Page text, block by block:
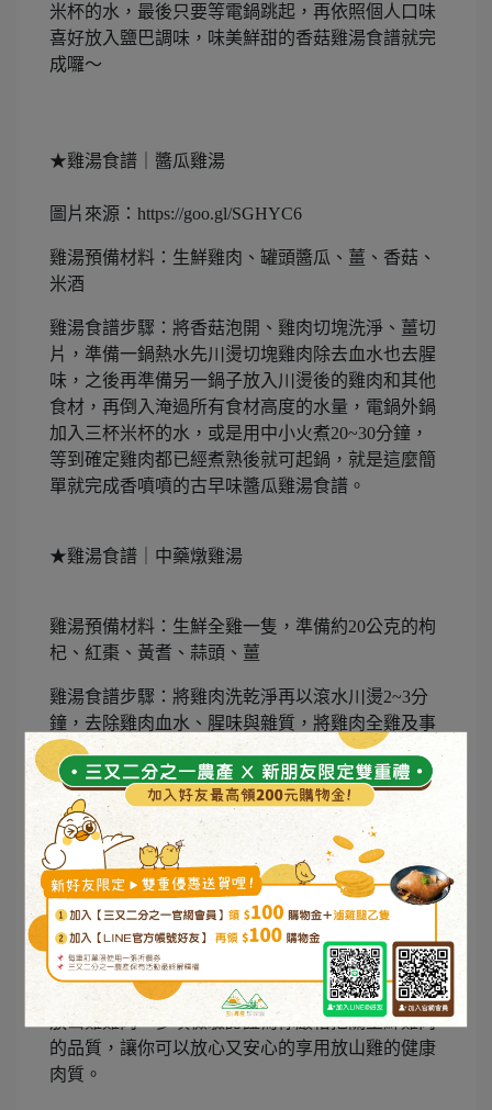
米杯的水，最後只要等電鍋跳起，再依照個人口味
喜好放入鹽巴調味，味美鮮甜的香菇雞湯食譜就完
成囉～
★雞湯食譜｜醬瓜雞湯
圖片來源：https://goo.gl/SGHYC6
雞湯預備材料：生鮮雞肉、罐頭醬瓜、薑、香菇、
米酒
雞湯食譜步驟：將香菇泡開、雞肉切塊洗淨、薑切
片，準備一鍋熱水先川燙切塊雞肉除去血水也去腥
味，之後再準備另一鍋子放入川燙後的雞肉和其他
食材，再倒入淹過所有食材高度的水量，電鍋外鍋
加入三杯米杯的水，或是用中小火煮20~30分鐘，
等到確定雞肉都已經煮熟後就可起鍋，就是這麼簡
單就完成香噴噴的古早味醬瓜雞湯食譜。
★雞湯食譜｜中藥燉雞湯
雞湯預備材料：生鮮全雞一隻，準備約20公克的枸
杞、紅棗、黃耆、蒜頭、薑
雞湯食譜步驟：將雞肉洗乾淨再以滾水川燙2~3分
鐘，去除雞肉血水、腥味與雜質，將雞肉全雞及事
先準備好的中藥放入鍋中，再將水加至高於食材的
高度，電鍋外鍋加入一米杯的水，重複悶煮2-3小
時，起鍋前可以依照個人喜好加入少許鹽巴調味，
這時營養暖身的中藥燉雞湯食譜就好囉！
別再以為雞湯要耗費長時間燉、熬煮才能有一碗美
味的雞湯了，只要一些方便的步驟和簡單的雞湯食
譜就能輕鬆完成，但也別忘了，要讓雞湯更加鮮美
營養的關鍵就在於新鮮雞肉的選擇，野飼崎雞精選
放山雞雞肉，多項檢驗認證為你嚴格把關生鮮雞肉
的品質，讓你可以放心又安心的享用放山雞的健康
肉質。